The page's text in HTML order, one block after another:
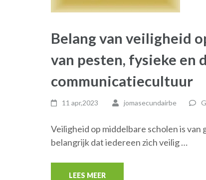
Belang van veiligheid
van pesten, fysieke en
communicatiecultuur
11 apr,2023 jomasecundairbe
Veiligheid op middelbare scholen is
belangrijk dat iedereen zich veilig …
LEES MEER